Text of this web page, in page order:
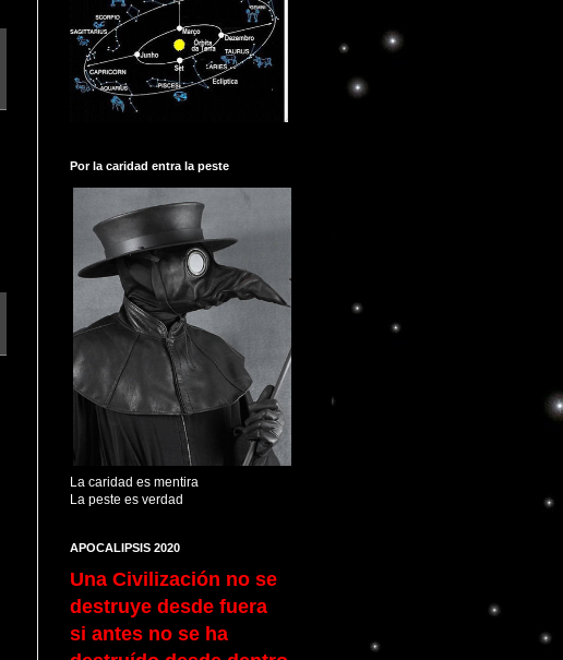
Por la caridad entra la peste
La caridad es mentira
La peste es verdad
APOCALIPSIS 2020
Una Civilización no se
destruye desde fuera
si antes no se ha